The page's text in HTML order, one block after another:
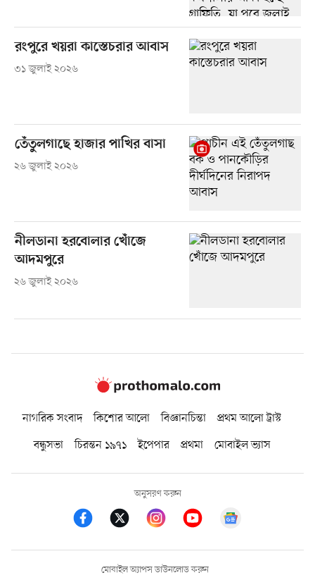
রংপুরে খয়রা কাস্তেচরার আবাস
৩১ জুলাই ২০২৬
তেঁতুলগাছে হাজার পাখির বাসা
২৬ জুলাই ২০২৬
নীলডানা হরবোলার খোঁজে
আদমপুরে
২৬ জুলাই ২০২৬
নাগরিক সংবাদ কিশোর আলো বিজ্ঞানচিন্তা
প্রথম আলো ট্রাস্ট
বন্ধুসভা
চিরন্তন ১৯৭১ ইপেপার প্রথমা মোবাইল ভ্যাস
অনুসরণ করুন
মোবাইল অ্যাপস ডাউনলোড করুন